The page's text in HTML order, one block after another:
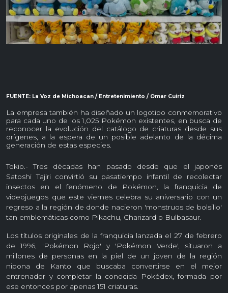
FUENTE: La Voz de Michoacan / Entretenimiento / Omar Cuiriz
La empresa también ha diseñado un logotipo conmemorativo
para cada uno de los 1,025 Pokémon existentes, en busca de
reconocer la evolución del catálogo de criaturas desde sus
orígenes, a la espera de un posible adelanto de la décima
generación de estas especies.
Tokio.- Tres décadas han pasado desde que el japonés
Satoshi Tajiri convirtió su pasatiempo infantil de recolectar
insectos en el fenómeno de Pokémon, la franquicia de
videojuegos que este viernes celebra su aniversario con un
regreso a la región de donde nacieron 'monstruos de bolsillo'
tan emblemáticas como Pikachu, Charizard o Bulbasaur.
Los títulos originales de la franquicia lanzada el 27 de febrero
de 1996, 'Pokémon Rojo' y 'Pokémon Verde', situaron a
millones de personas en la piel de un joven de la región
nipona de Kanto que buscaba convertirse en el mejor
entrenador y completar la conocida Pokédex, formada por
ese entonces por apenas 151 criaturas.